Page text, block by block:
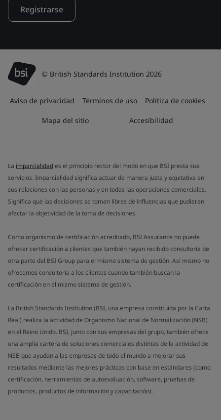
Registrarse
© British Standards Institution 2026
Aviso de privacidad Términos de uso Política de cookies
Mapa del sitio Accesibilidad
La imparcialidades el principio rector del modo en que BSI presta sus
servicios. Imparcialidad significa actuar de manera justa y equitativa en
sus relaciones con las personas y en todas las operaciones comerciales.
Significa que las decisiones se toman libres de influencias que pudieran
afectar la objetividad de la toma de decisiones.
Como organismo de certificación acreditado, BSI Assurance no puede
ofrecer certificación a clientes que también hayan recibido consultoría de
otra parte del BSI Group para el mismo sistema de gestión. Así mismo no
ofrecemos consultoría a los clientes cuando también buscan la
certificación en el mismo sistema de gestión.
La British Standards Institution (BSI, una empresa constituida por la Carta
Real) realiza la actividad de Organismo Nacional de Normalización (NSB)
en el Reino Unido. BSI, junto con sus empresas del grupo, también ofrece
una amplia cartera de soluciones comerciales distintas de la actividad de
NSB que ayudan a las empresas de todo el mundo a mejorar sus
resultados mediante las mejores prácticas con base en estándares (como
certificación, herramientas de autoevaluación, software, pruebas de
productos, productos de información y capacitación).